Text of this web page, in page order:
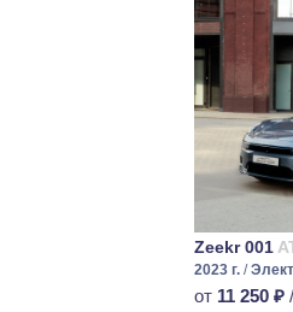
Zeekr 001
2023 г. /
от 11 250 ₽